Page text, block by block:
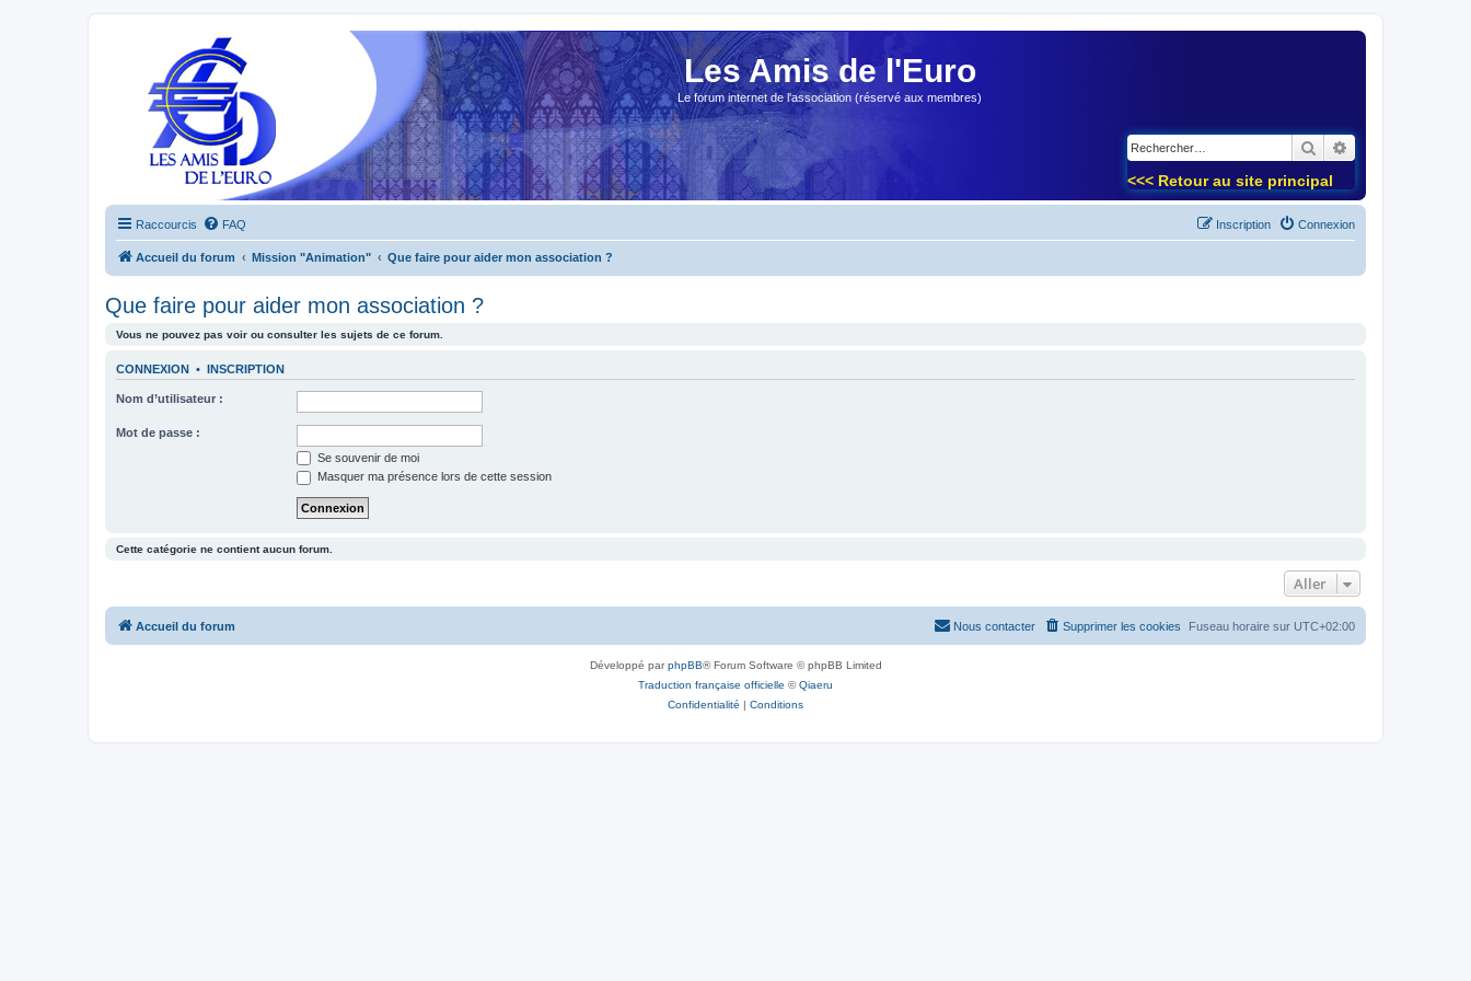
Les Amis de l'Euro
Le forum internet de l'association (réservé aux membres)
Rechercher
<<< Retour au site principal
Raccourcis FAQ Connexion
Inscription
Accueil du forum Mission "Animation" Que faire pour aider mon association ?
Que faire pour aider mon association ?
Vous ne pouvez pas voir ou consulter les sujets de ce forum.
CONNEXION • INSCRIPTION
Nom d’utilisateur :
Mot de passe :
Se souvenir de moi
Masquer ma présence lors de cette session
Cette catégorie ne contient aucun forum.
Aller
Accueil du forum Fuseau horaire sur UTC+02:00
Supprimer les cookies
Nous contacter
Développé parphpBB® Forum Software © phpBB Limited
Traduction française officielle ©Qiaeru
Confidentialité | Conditions